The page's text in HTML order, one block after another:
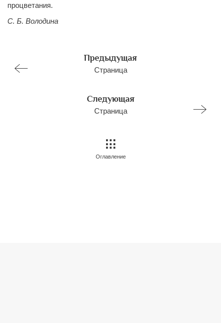
процветания.
С. Б. Володина
Предыдущая
Страница
Следующая
Страница
Оглавление